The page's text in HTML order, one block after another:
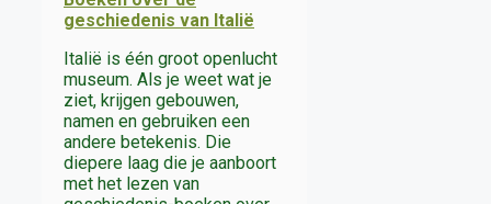
geschiedenis van Italië
Italië is één groot openlucht
museum. Als je weet wat je
ziet, krijgen gebouwen,
namen en gebruiken een
andere betekenis. Die
diepere laag die je aanboort
met het lezen van